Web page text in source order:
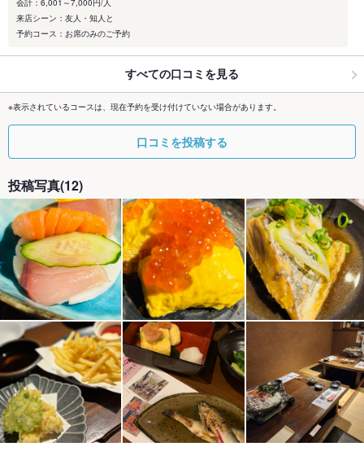
来店シーン：友人・知人と
予約コース：お席のみのご予約
すべての口コミを見る
※表示されているコースは、現在予約を受け付けていない場合があります。
口コミを投稿する
投稿写真(12)